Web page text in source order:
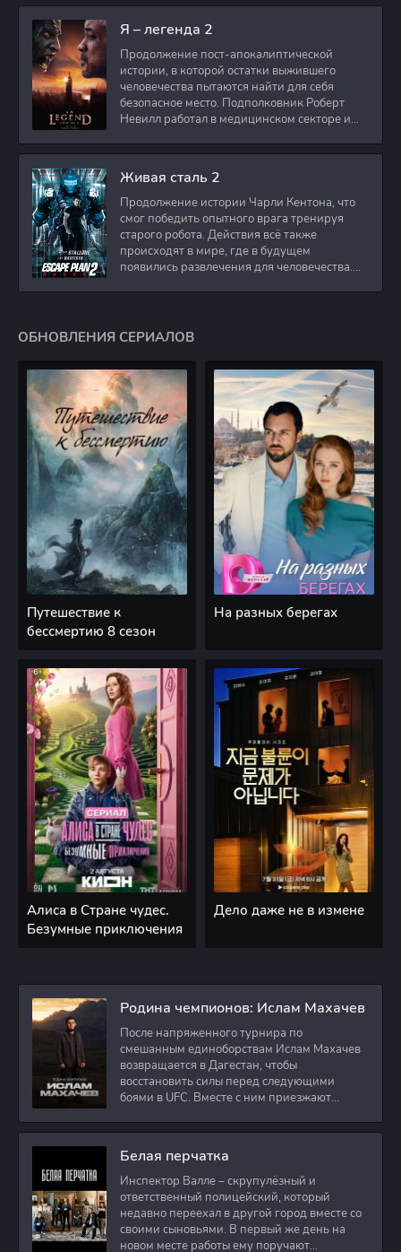
Я – легенда 2
Продолжение пост-апокалиптической
истории, в которой остатки выжившего
человечества пытаются найти для себя
безопасное место. Подполковник Роберт
Невилл работал в медицинском секторе и
Живая сталь 2
Продолжение истории Чарли Кентона, что
смог победить опытного врага тренируя
старого робота. Действия всё также
происходят в мире, где в будущем
появились развлечения для человечества.
ОБНОВЛЕНИЯ СЕРИАЛОВ
Путешествие к
бессмертию 8 сезон
На разных берегах
Алиса в Стране чудес.
Безумные приключения
Дело даже не в измене
Родина чемпионов: Ислам Махачев
После напряженного турнира по
смешанным единоборствам Ислам Махачев
возвращается в Дагестан, чтобы
восстановить силы перед следующими
боями в UFC. Вместе с ним приезжают
Белая перчатка
Инспектор Валле – скрупулёзный и
ответственный полицейский, который
недавно переехал в другой город вместе со
своими сыновьями. В первый же день на
новом месте работы ему поручают